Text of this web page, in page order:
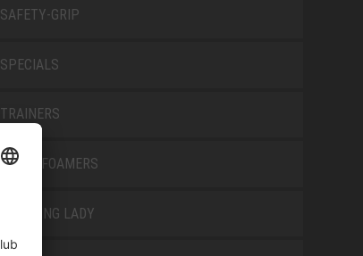
SAFETY-GRIP
SPECIALS
TRAINERS
TRANSFOAMERS
TREKKING LADY